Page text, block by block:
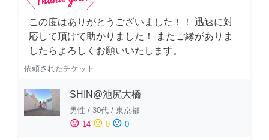
この度はありがとうございました！！ 迅速に対
応して頂けて助かりました！ またご縁がありま
したらよろしくお願いいたします。
依頼されたチケット
SHIN@池尻大橋
男性 / 30代 / 東京都
sentiment_satisfied 14 sentiment_neutral 0 sentiment_dissatisfied 0